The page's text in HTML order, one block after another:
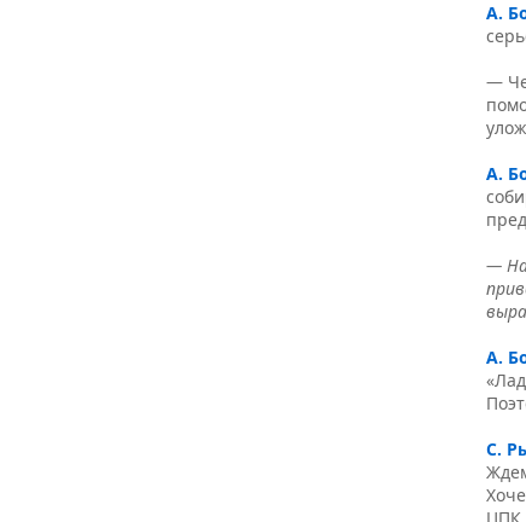
А.
—
А.
— На
А.
С.